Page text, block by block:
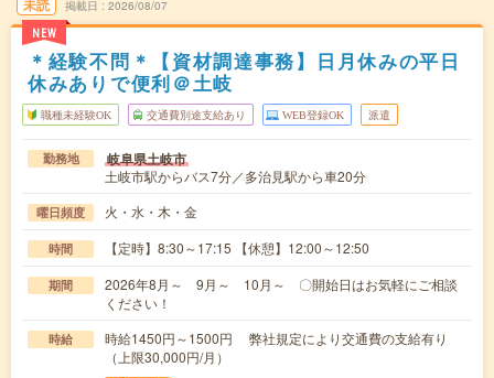
未読
NEW
掲載日 2026/08/07
＊経験不問＊【資材調達事務】日月休みの平日
休みありで便利＠土岐
職種未経験OK 交通費別途支給あり WEB登録OK 派遣
勤務地 岐阜県土岐市
土岐市駅からバス7分／多治見駅から車20分
曜日頻度 火・水・木・金
時間 【定時】8:30～17:15 【休憩】12:00～12:50
期間
2026年8月～ 9月～ 10月～ 〇開始日はお気軽にご相談
ください！
時給
時給1450円～1500円 弊社規定により交通費の支給有り
（上限30,000円/月）